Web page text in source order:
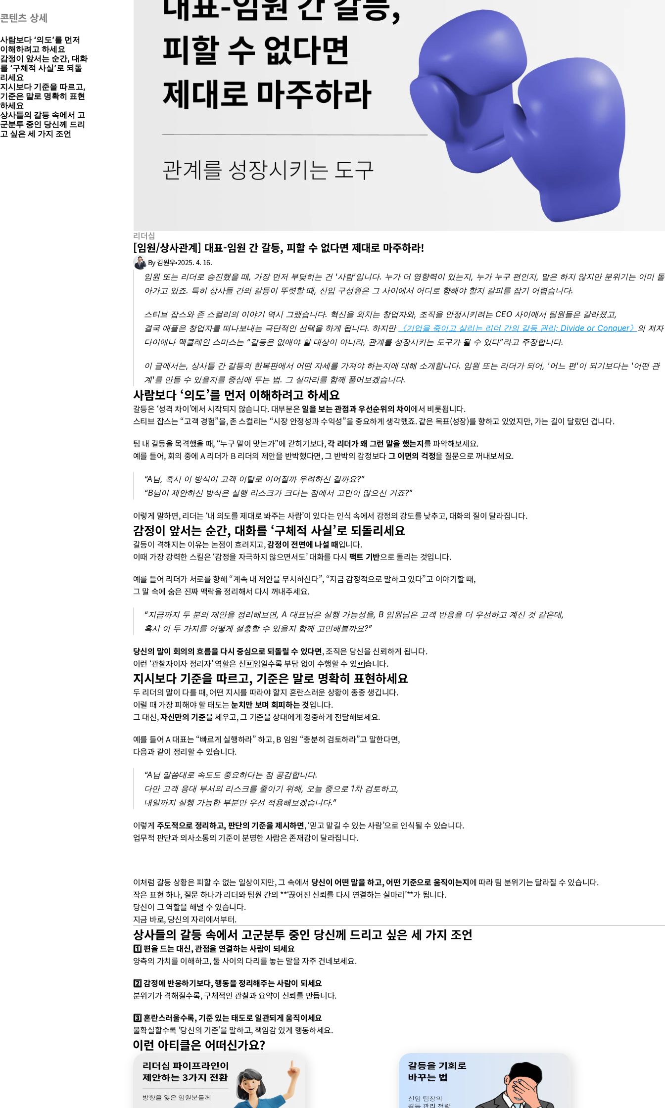
콘텐츠 상세
사람보다 ‘의도’를 먼저
이해하려고 하세요
감정이 앞서는 순간, 대화
를 ‘구체적 사실’로 되돌
리세요
지시보다 기준을 따르고,
기준은 말로 명확히 표현
하세요
상사들의 갈등 속에서 고
군분투 중인 당신께 드리
고 싶은 세 가지 조언
리더십
[임원/상사관계] 대표-임원 간 갈등, 피할 수 없다면 제대로 마주하라!
By 김원우•2025. 4. 16.
임원 또는 리더로 승진했을 때, 가장 먼저 부딪히는 건 '사람'입니다. 누가 더 영향력이 있는지, 누가 누구 편인지, 말은 하지 않지만 분위기는 이미 돌
아가고 있죠. 특히 상사들 간의 갈등이 뚜렷할 때, 신입 구성원은 그 사이에서 어디로 향해야 할지 갈피를 잡기 어렵습니다.
스티브 잡스와 존 스컬리의 이야기 역시 그랬습니다. 혁신을 외치는 창업자와, 조직을 안정시키려는 CEO 사이에서 팀원들은 갈라졌고,
결국 애플은 창업자를 떠나보내는 극단적인 선택을 하게 됩니다. 하지만
《기업을 죽이고 살리는 리더 간의 갈등 관리; Divide or Conquer》 의 저자
다이애나 맥클레인 스미스는 “갈등은 없애야 할 대상이 아니라, 관계를 성장시키는 도구가 될 수 있다”라고 주장합니다.
이 글에서는, 상사들 간 갈등의 한복판에서 어떤 자세를 가져야 하는지에 대해 소개합니다. 임원 또는 리더가 되어, '어느 편'이 되기보다는 '어떤 관
계'를 만들 수 있을지를 중심에 두는 법. 그 실마리를 함께 풀어보겠습니다.
사람보다 ‘의도’를 먼저 이해하려고 하세요
갈등은 ‘성격 차이’에서 시작되지 않습니다. 대부분은 일을 보는 관점과 우선순위의 차이에서 비롯됩니다.
스티브 잡스는 “고객 경험”을, 존 스컬리는 “시장 안정성과 수익성”을 중요하게 생각했죠. 같은 목표(성장)를 향하고 있었지만, 가는 길이 달랐던 겁니다.
팀 내 갈등을 목격했을 때, “누구 말이 맞는가”에 갇히기보다, 각 리더가 왜 그런 말을 했는지를 파악해보세요.
예를 들어, 회의 중에 A 리더가 B 리더의 제안을 반박했다면, 그 반박의 감정보다 그 이면의 걱정을 질문으로 꺼내보세요.
“A님, 혹시 이 방식이 고객 이탈로 이어질까 우려하신 걸까요?”
“B님이 제안하신 방식은 실행 리스크가 크다는 점에서 고민이 많으신 거죠?”
이렇게 말하면, 리더는 ‘내 의도를 제대로 봐주는 사람’이 있다는 인식 속에서 감정의 강도를 낮추고, 대화의 질이 달라집니다.
감정이 앞서는 순간, 대화를 ‘구체적 사실’로 되돌리세요
갈등이 격해지는 이유는 논점이 흐려지고, 감정이 전면에 나설 때입니다.
이때 가장 강력한 스킬은 ‘감정을 자극하지 않으면서도’ 대화를 다시 팩트 기반으로 돌리는 것입니다.
예를 들어 리더가 서로를 향해 “계속 내 제안을 무시하신다”, “지금 감정적으로 말하고 있다”고 이야기할 때,
그 말 속에 숨은 진짜 맥락을 정리해서 다시 꺼내주세요.
“지금까지 두 분의 제안을 정리해보면, A 대표님은 실행 가능성을, B 임원님은 고객 반응을 더 우선하고 계신 것 같은데,
혹시 이 두 가지를 어떻게 절충할 수 있을지 함께 고민해볼까요?”
당신의 말이 회의의 흐름을 다시 중심으로 되돌릴 수 있다면, 조직은 당신을 신뢰하게 됩니다.
이런 ‘관찰자이자 정리자’ 역할은 신임일수록 부담 없이 수행할 수 있습니다.
지시보다 기준을 따르고, 기준은 말로 명확히 표현하세요
두 리더의 말이 다를 때, 어떤 지시를 따라야 할지 혼란스러운 상황이 종종 생깁니다.
이럴 때 가장 피해야 할 태도는 눈치만 보며 회피하는 것입니다.
그 대신, 자신만의 기준을 세우고, 그 기준을 상대에게 정중하게 전달해보세요.
예를 들어 A 대표는 “빠르게 실행하라” 하고, B 임원 “충분히 검토하라”고 말한다면,
다음과 같이 정리할 수 있습니다.
“A님 말씀대로 속도도 중요하다는 점 공감합니다.
다만 고객 응대 부서의 리스크를 줄이기 위해, 오늘 중으로 1차 검토하고,
내일까지 실행 가능한 부분만 우선 적용해보겠습니다.”
이렇게 주도적으로 정리하고, 판단의 기준을 제시하면, ‘믿고 맡길 수 있는 사람’으로 인식될 수 있습니다.
업무적 판단과 의사소통의 기준이 분명한 사람은 존재감이 달라집니다.
이처럼 갈등 상황은 피할 수 없는 일상이지만, 그 속에서 당신이 어떤 말을 하고, 어떤 기준으로 움직이는지에 따라 팀 분위기는 달라질 수 있습니다.
작은 표현 하나, 질문 하나가 리더와 팀원 간의 **‘끊어진 신뢰를 다시 연결하는 실마리’**가 됩니다.
당신이 그 역할을 해낼 수 있습니다.
지금 바로, 당신의 자리에서부터.
상사들의 갈등 속에서 고군분투 중인 당신께 드리고 싶은 세 가지 조언
1️⃣ 편을 드는 대신, 관점을 연결하는 사람이 되세요
양측의 가치를 이해하고, 둘 사이의 다리를 놓는 말을 자주 건네보세요.
2️⃣ 감정에 반응하기보다, 행동을 정리해주는 사람이 되세요
분위기가 격해질수록, 구체적인 관찰과 요약이 신뢰를 만듭니다.
3️⃣ 혼란스러울수록, 기준 있는 태도로 일관되게 움직이세요
불확실할수록 ‘당신의 기준’을 말하고, 책임감 있게 행동하세요.
이런 아티클은 어떠신가요?